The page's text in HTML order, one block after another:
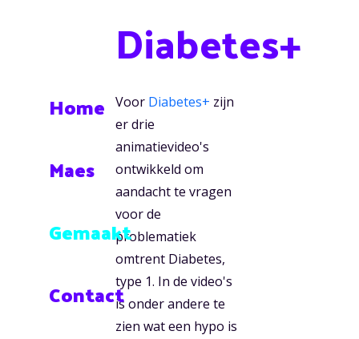
Home
Maes
Gemaakt
Contact
Diabetes+
Voor Diabetes+ zijn
er drie
animatievideo's
ontwikkeld om
aandacht te vragen
voor de
problematiek
omtrent Diabetes,
type 1. In de video's
is onder andere te
zien wat een hypo is